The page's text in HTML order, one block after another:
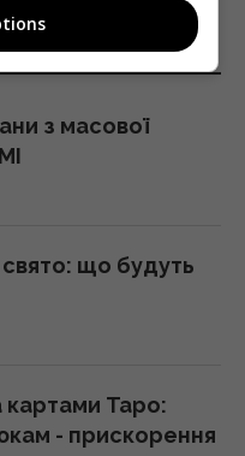
з масової
свято: що будуть
картами Таро:
- прискорення